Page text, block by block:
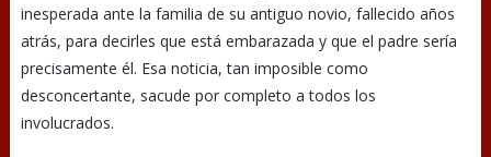
inesperada ante la familia de su antiguo novio, fallecido años
atrás, para decirles que está embarazada y que el padre sería
precisamente él. Esa noticia, tan imposible como
desconcertante, sacude por completo a todos los
involucrados.